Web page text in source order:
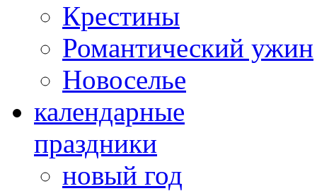
Крестины
Романтический ужин
Новоселье
календарные
праздники
новый год